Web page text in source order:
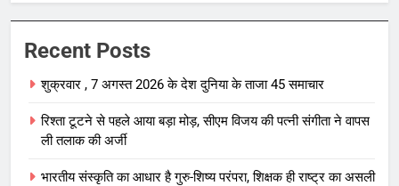
Recent Posts
शुक्रवार , 7 अगस्त 2026 के देश दुनिया के ताजा 45 समाचार
रिश्ता टूटने से पहले आया बड़ा मोड़, सीएम विजय की पत्नी संगीता ने वापस
ली तलाक की अर्जी
भारतीय संस्कृति का आधार है गुरु-शिष्य परंपरा, शिक्षक ही राष्ट्र का असली